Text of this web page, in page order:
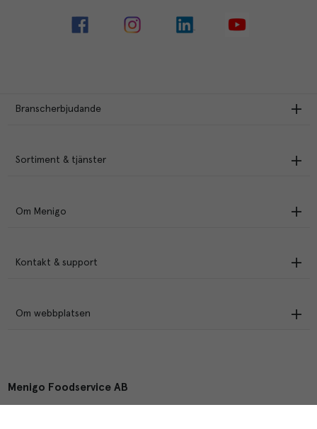
Branscherbjudande
Sortiment & tjänster
Om Menigo
Kontakt & support
Om webbplatsen
Menigo Foodservice AB